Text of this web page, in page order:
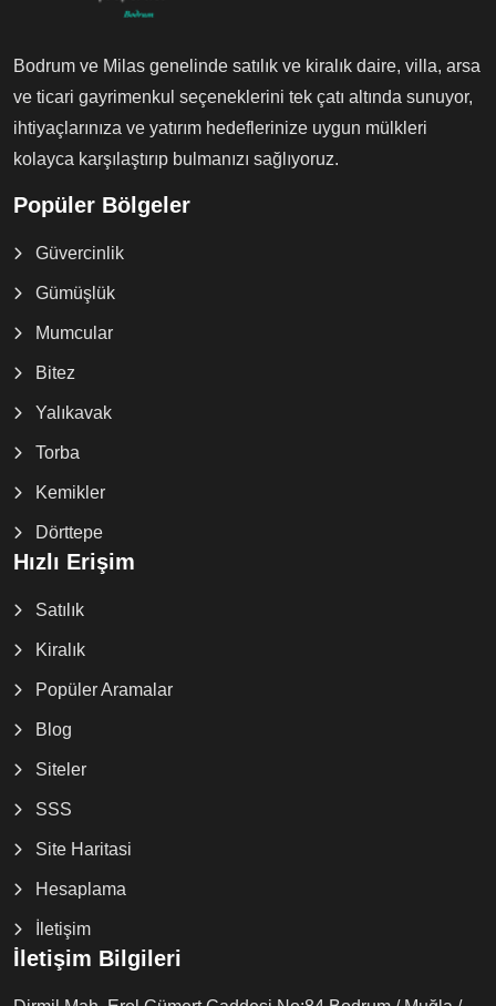
Bodrum ve Milas genelinde satılık ve kiralık daire, villa, arsa
ve ticari gayrimenkul seçeneklerini tek çatı altında sunuyor,
ihtiyaçlarınıza ve yatırım hedeflerinize uygun mülkleri
kolayca karşılaştırıp bulmanızı sağlıyoruz.
Popüler Bölgeler
Güvercinlik
Gümüşlük
Mumcular
Bitez
Yalıkavak
Torba
Kemikler
Dörttepe
Hızlı Erişim
Satılık
Kiralık
Popüler Aramalar
Blog
Siteler
SSS
Site Haritasi
Hesaplama
İletişim
İletişim Bilgileri